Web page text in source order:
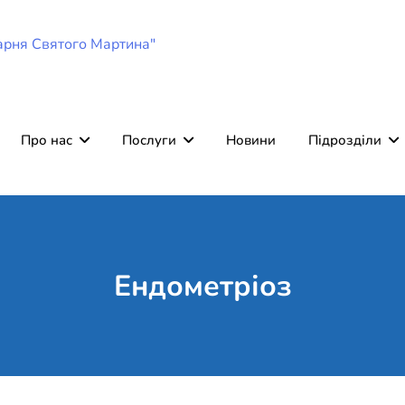
Про нас Послуги Новини Підрозділи
Ендометріоз